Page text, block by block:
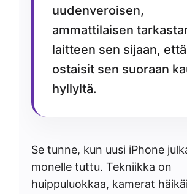
uudenveroisen,
ammattilaisen
laitteen sen sijaan, että
ostaisit sen suoraan
hyllyltä.
Se tunne, kun uusi iPhone
monelle tuttu. Tekniikka on
huippuluokkaa, kamerat